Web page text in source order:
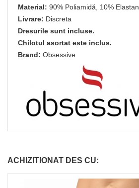
Material: 90% Poliamidă, 10% Elastan
Livrare: Discreta
Dresurile sunt incluse.
Chilotul asortat este inclus.
Brand: Obsessive
ACHIZITIONAT DES CU: